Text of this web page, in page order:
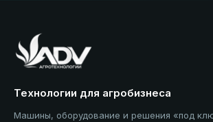
Технологии для агробизнеса
Машины, оборудование и решения «под